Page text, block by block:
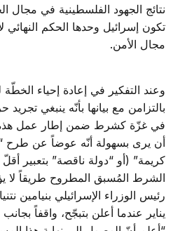
نتائج الجهود الفلسطينية في مجال
تكون إسرائيل وحدها الحكم النهائي
مجال الأمن.
وعند التفكير في إعادة إحياء الخطّة
بالتزامن مع بيانها بأنّه ينبغي
في غزّة كشرط ضمن إطار عمل هذه
أن يرى بسهولة أنّه عوضاً عن طرح
كريمة” (أو “دولة ناقصة” بتعبير
الشرط المُسبق المطروح طريقاً لا
يناير عندما أعلن بتبجّح، واقفاً